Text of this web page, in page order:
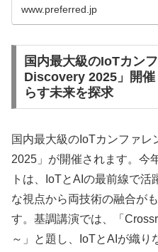
www.preferred.jp
国内最大級のIoTカン
Discovery 2025」開
らす未来を探求
国内最大級のIoTカンファ
2025」が開催されます。今
トは、IoTとAIの最前線で
な視点から両技術の融合が
す。基調講演では、「
～」と題し、IoTとAIが織り